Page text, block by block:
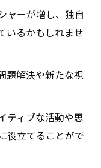
ャーが増し、独自
いるかもしれませ
題解決や新たな視
ティブな活動や思
役立てることがで